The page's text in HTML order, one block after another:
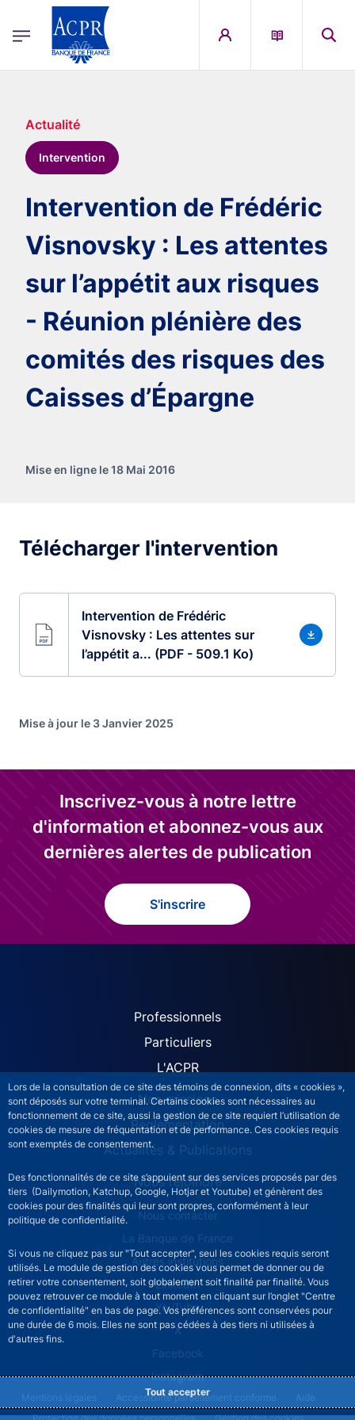
Lors de la consultation de ce site des témoins de connexion, dits « cookies »,
sont déposés sur votre terminal. Certains cookies sont nécessaires au
fonctionnement de ce site, aussi la gestion de ce site requiert l’utilisation de
cookies de mesure de fréquentation et de performance. Ces cookies requis
sont exemptés de consentement.
Des fonctionnalités de ce site s’appuient sur des services proposés par des
tiers (Dailymotion, Katchup, Google, Hotjar et Youtube) et génèrent des
cookies pour des finalités qui leur sont propres, conformément à leur
politique de confidentialité.
Si vous ne cliquez pas sur "Tout accepter", seul les cookies requis seront
utilisés. Le module de gestion des cookies vous permet de donner ou de
retirer votre consentement, soit globalement soit finalité par finalité. Vous
pouvez retrouver ce module à tout moment en cliquant sur l’onglet "Centre
de confidentialité" en bas de page. Vos préférences sont conservées pour
une durée de 6 mois. Elles ne sont pas cédées à des tiers ni utilisées à
d'autres fins.
Tout accepter
ACPR Menu Principal (French)
Actualité
Intervention
Intervention de Frédéric
Visnovsky : Les attentes
sur l’appétit aux risques
- Réunion plénière des
comités des risques des
Caisses d’Épargne
Mise en ligne le 18 Mai 2016
Télécharger l'intervention
Intervention de Frédéric
Visnovsky : Les attentes sur
l’appétit a... (PDF - 509.1 Ko)
Mise à jour le 3 Janvier 2025
Inscrivez-vous à notre lettre
d'information et abonnez-vous aux
dernières alertes de publication
S'inscrire
ACPR site navigation
Professionnels
Particuliers
L'ACPR
Nos missions
Réglementation
Actualités & Publications
Nous rejoindre
ACPR footer secondary menu (French)
Nous contacter
La Banque de France
Autres institutions
LinkedIn
YouTube
X
Facebook
Instagram
ACPR footer legal notice menu
Mentions légales Accessibilité partiellement conforme
Aide